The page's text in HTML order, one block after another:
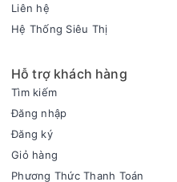
Liên hệ
Hệ Thống Siêu Thị
Hỗ trợ khách hàng
Tìm kiếm
Đăng nhập
Đăng ký
Giỏ hàng
Phương Thức Thanh Toán